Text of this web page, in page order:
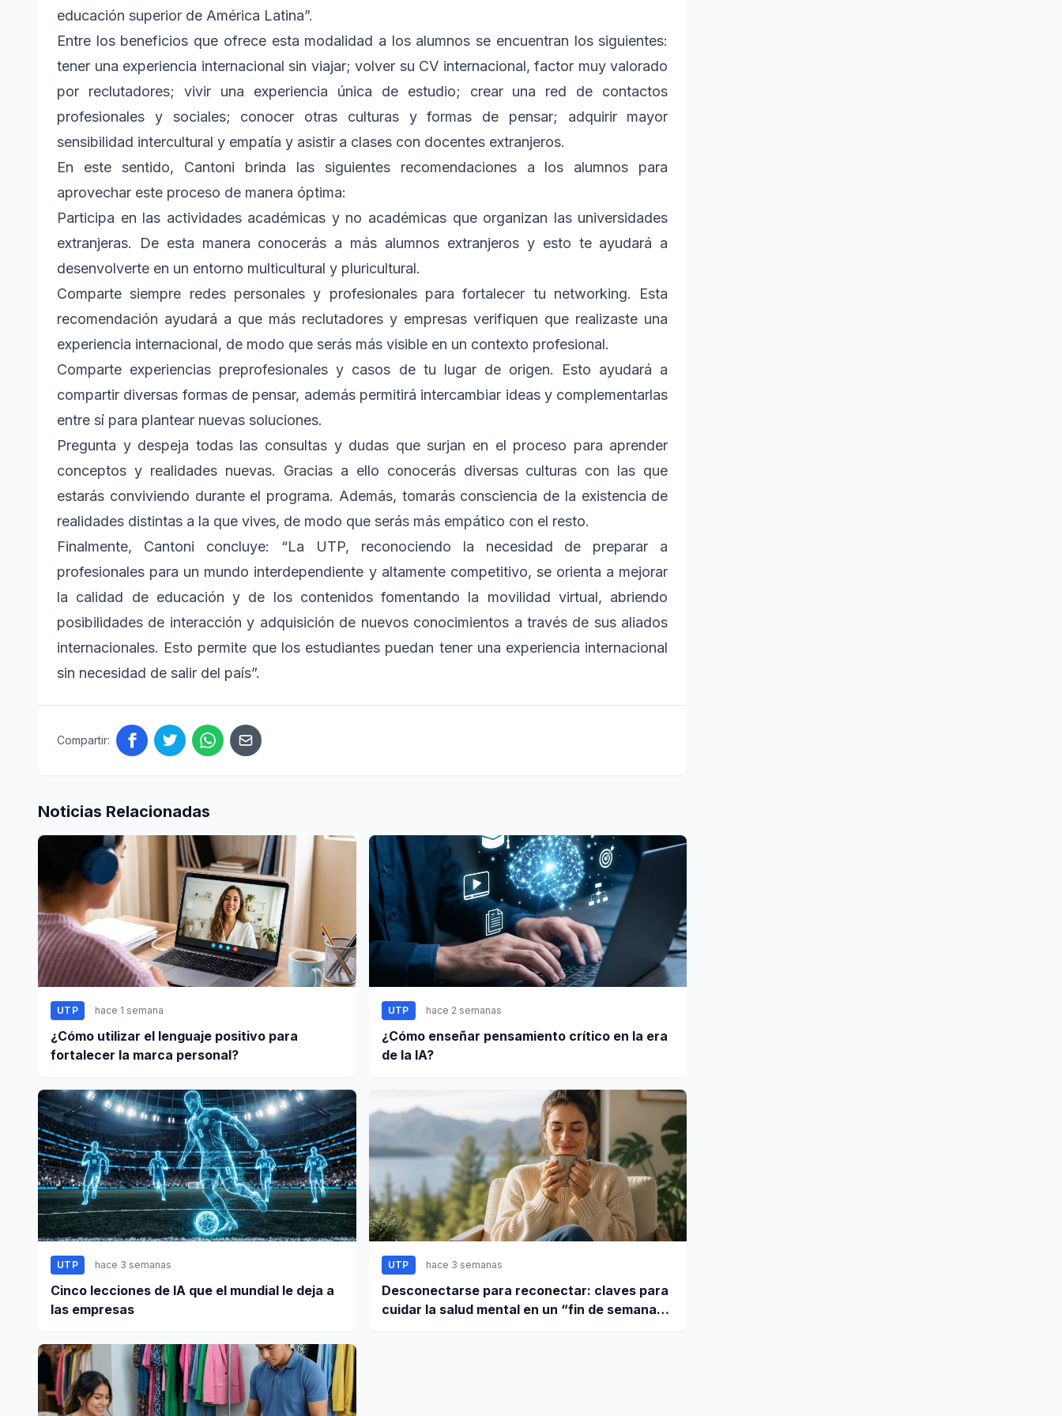
educación superior de América Latina”.
Entre los beneficios que ofrece esta modalidad a los alumnos se encuentran los siguientes:
tener una experiencia internacional sin viajar; volver su CV internacional, factor muy valorado
por reclutadores; vivir una experiencia única de estudio; crear una red de contactos
profesionales y sociales; conocer otras culturas y formas de pensar; adquirir mayor
sensibilidad intercultural y empatía y asistir a clases con docentes extranjeros.
En este sentido, Cantoni brinda las siguientes recomendaciones a los alumnos para
aprovechar este proceso de manera óptima:
Participa en las actividades académicas y no académicas que organizan las universidades
extranjeras. De esta manera conocerás a más alumnos extranjeros y esto te ayudará a
desenvolverte en un entorno multicultural y pluricultural.
Comparte siempre redes personales y profesionales para fortalecer tu networking. Esta
recomendación ayudará a que más reclutadores y empresas verifiquen que realizaste una
experiencia internacional, de modo que serás más visible en un contexto profesional.
Comparte experiencias preprofesionales y casos de tu lugar de origen. Esto ayudará a
compartir diversas formas de pensar, además permitirá intercambiar ideas y complementarlas
entre sí para plantear nuevas soluciones.
Pregunta y despeja todas las consultas y dudas que surjan en el proceso para aprender
conceptos y realidades nuevas. Gracias a ello conocerás diversas culturas con las que
estarás conviviendo durante el programa. Además, tomarás consciencia de la existencia de
realidades distintas a la que vives, de modo que serás más empático con el resto.
Finalmente, Cantoni concluye: “La UTP, reconociendo la necesidad de preparar a
profesionales para un mundo interdependiente y altamente competitivo, se orienta a mejorar
la calidad de educación y de los contenidos fomentando la movilidad virtual, abriendo
posibilidades de interacción y adquisición de nuevos conocimientos a través de sus aliados
internacionales. Esto permite que los estudiantes puedan tener una experiencia internacional
sin necesidad de salir del país”.
Compartir:
Noticias Relacionadas
UTP hace 1 semana
¿Cómo utilizar el lenguaje positivo para
fortalecer la marca personal?
UTP hace 2 semanas
¿Cómo enseñar pensamiento crítico en la era
de la IA?
UTP hace 3 semanas
Cinco lecciones de IA que el mundial le deja a
las empresas
UTP hace 3 semanas
Desconectarse para reconectar: claves para
cuidar la salud mental en un “fin de semana